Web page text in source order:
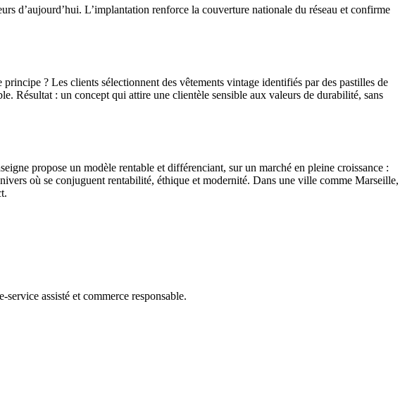
d’aujourd’hui. L’implantation renforce la couverture nationale du réseau et confirme
? Les clients sélectionnent des vêtements vintage identifiés par des pastilles de
Résultat : un concept qui attire une clientèle sensible aux valeurs de durabilité, sans
propose un modèle rentable et différenciant, sur un marché en pleine croissance :
où se conjuguent rentabilité, éthique et modernité. Dans une ville comme Marseille,
assisté et commerce responsable.